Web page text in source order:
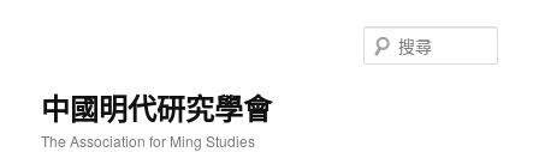
中國明代研究學會
The Association for Ming Studies
尋